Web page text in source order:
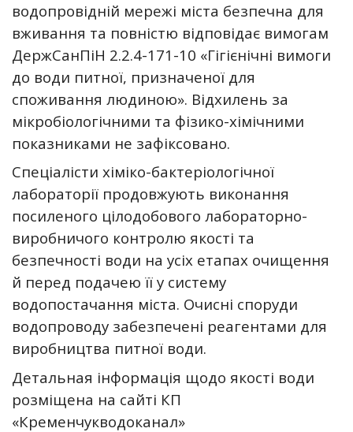
водопровідній мережі міста безпечна для
вживання та повністю відповідає вимогам
ДержСанПіН 2.2.4-171-10 «Гігієнічні вимоги
до води питної, призначеної для
споживання людиною». Відхилень за
мікробіологічними та фізико-хімічними
показниками не зафіксовано.
Спеціалісти хіміко-бактеріологічної
лабораторії продовжують виконання
посиленого цілодобового лабораторно-
виробничого контролю якості та
безпечності води на усіх етапах очищення
й перед подачею її у систему
водопостачання міста. Очисні споруди
водопроводу забезпечені реагентами для
виробництва питної води.
Детальная інформація щодо якості води
розміщена на сайті КП
«Кременчукводоканал»